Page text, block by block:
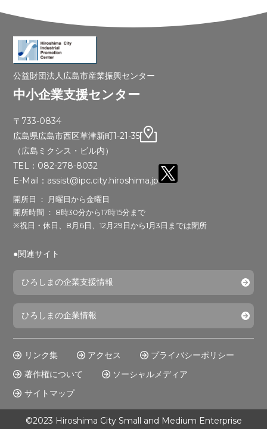
公益財団法人広島市産業振興センター
中小企業支援センター
〒733-0834
広島県広島市西区草津新町1-21-35
（広島ミクシス・ビル内）
TEL：082-278-8032
E-Mail：assist@ipc.city.hiroshima.jp
開所日 ： 月曜日から金曜日
開所時間 ： 8時30分から17時15分まで
※祝日・休日、8月6日、12月29日から1月3日までは閉所
●関連サイト
ひろしまの企業支援情報
ひろしまの企業情報
リンク集 アクセス
プライバシーポリシー
著作権について
ソーシャルメディア
サイトマップ
©2023 Hiroshima City Small and Medium Enterprise